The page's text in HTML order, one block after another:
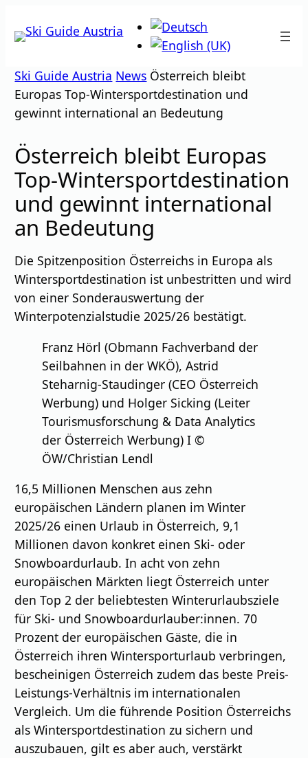
Inhalt
Ski Guide Austria News Österreich bleibt
Europas Top-Wintersportdestination und
gewinnt international an Bedeutung
Österreich bleibt Europas
Top-Wintersportdestination
und gewinnt international
an Bedeutung
Die Spitzenposition Österreichs in Europa als
Wintersportdestination ist unbestritten und wird
von einer Sonderauswertung der
Winterpotenzialstudie 2025/26 bestätigt.
Franz Hörl (Obmann Fachverband der
Seilbahnen in der WKÖ), Astrid
Steharnig-Staudinger (CEO Österreich
Werbung) und Holger Sicking (Leiter
Tourismusforschung & Data Analytics
der Österreich Werbung) I ©
ÖW/Christian Lendl
16,5 Millionen Menschen aus zehn
europäischen Ländern planen im Winter
2025/26 einen Urlaub in Österreich, 9,1
Millionen davon konkret einen Ski- oder
Snowboardurlaub. In acht von zehn
europäischen Märkten liegt Österreich unter
den Top 2 der beliebtesten Winterurlaubsziele
für Ski- und Snowboardurlauber:innen. 70
Prozent der europäischen Gäste, die in
Österreich ihren Wintersporturlaub verbringen,
bescheinigen Österreich zudem das beste Preis-
Leistungs-Verhältnis im internationalen
Vergleich. Um die führende Position Österreichs
als Wintersportdestination zu sichern und
auszubauen, gilt es aber auch, verstärkt